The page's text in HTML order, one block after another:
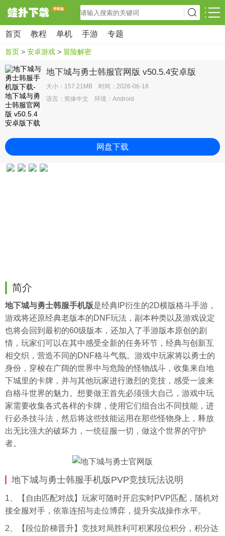
首页 教程 单机 手游 专题
首页 > 安卓游戏 > 冒险解密
地下城与勇士韩服官网版 v50.5.4安卓版
大小：157.21MB 时间：2026-06-18
语言：简体中文 环境：Android
网盘下载
简介
地下城与勇士韩服手机版是经典IP衍生的2D横版格斗手游，
游戏将还原经典老版本的DNF玩法，副本种类以及游戏设定
也将会回到最初的60级版本，还加入了手游版本原创的剧
情，玩家们可以在其中感受全新的任务环节，经典与创新互
相交织，营造不同的DNF格斗气氛。游戏中玩家将以勇士的
身份，穿梭在广阔的世界中与危险的怪物战斗，收集来自地
下城里的卡牌，并与其他玩家进行激烈的竞技，感受一波来
自格斗世界的魅力。想要做王首先必须强大自己，游戏中玩
家需要收集各式各样的卡牌，使用它们组合出不同技能，进
行必杀技斗法，然后将这些技能运用在那些怪物身上，释放
出无比强大的破坏力，一统征服一切，做这个世界的守护
者。
地下城与勇士韩服手机版PVP竞技玩法说明
1、【自由匹配对战】玩家可随时开启实时PVP匹配，随机对
接全服对手，依靠连招与走位博弈，提升实战操作水平。
2、【段位阶梯晋升】竞技对局胜利可积累段位积分，积分达